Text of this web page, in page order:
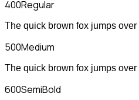
400Regular
The quick brown fox jumps over
500Medium
The quick brown fox jumps over
600SemiBold